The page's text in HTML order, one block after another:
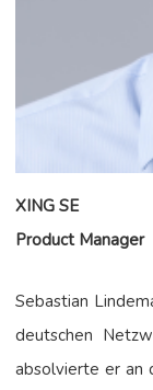
XING SE
Product Manager
Sebastian
deutschen
absolvierte er an